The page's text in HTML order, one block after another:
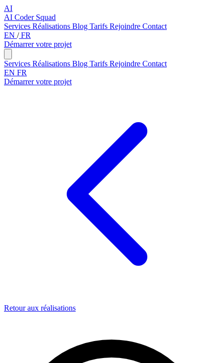
AI
AI Coder Squad
Services Réalisations Blog Tarifs Rejoindre Contact
EN /FR
Démarrer votre projet
Services Réalisations Blog Tarifs Rejoindre Contact
EN FR
Démarrer votre projet
Retour aux réalisations